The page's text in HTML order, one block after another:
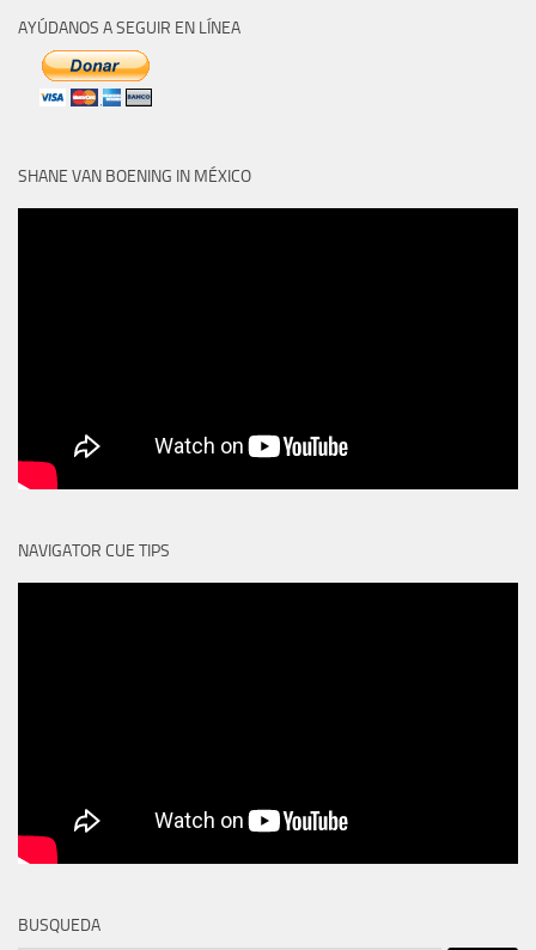
AYÚDANOS A SEGUIR EN LÍNEA
SHANE VAN BOENING IN MÉXICO
NAVIGATOR CUE TIPS
BUSQUEDA